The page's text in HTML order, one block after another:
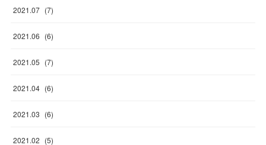
2021.07 (7)
2021.06 (6)
2021.05 (7)
2021.04 (6)
2021.03 (6)
2021.02 (5)